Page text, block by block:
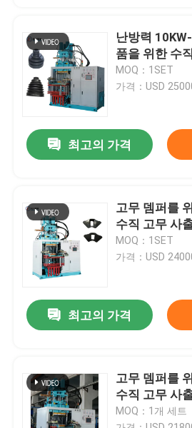
제품 소개
동영상
회사 소개
품질 관리
뉴스
견적 요청
VR SHOW
난방력
품을 위한 수
MOQ：1SET
가격：USD
최고의 가격
고무 뎀퍼를
수직 고무 사
MOQ：1SET
가격：USD
최고의 가격
고무 뎀퍼를
수직 고무 사
MOQ：1개 세트